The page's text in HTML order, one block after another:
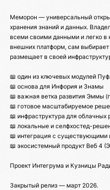
Меморон — универсальный
хранения знаний и данных.
всеми своими данными и легко в
внешних платформ, сам
размещает в своей
📖 один из ключевых модулей
📖 основа для Инфория и Знамы
📖 важная ветка развития Эммы
📖 готовое масштабируемое
📖 инфраструктура для
📖 локальные и селфхостед-
📖 интеграция с
📖 экосистемный продукт Веб 4
Проект Интегрума и Кузницы
Закрытый релиз — март 2026.